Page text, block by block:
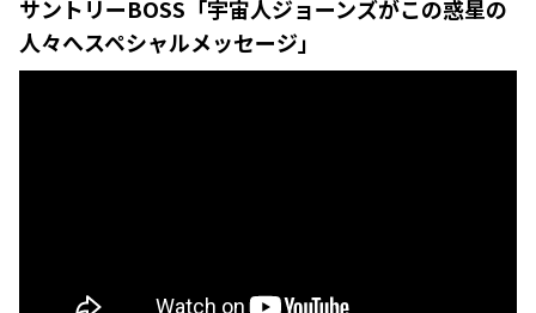
サントリーBOSS「宇宙人ジョーンズがこの惑星の
人々へスペシャルメッセージ」